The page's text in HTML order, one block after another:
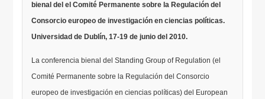
bienal del el Comité Permanente sobre la Regulación del
Consorcio europeo de investigación en ciencias políticas.
Universidad de Dublín, 17-19 de junio del 2010.
La conferencia bienal del Standing Group of Regulation (el
Comité Permanente sobre la Regulación del Consorcio
europeo de investigación en ciencias políticas) del European